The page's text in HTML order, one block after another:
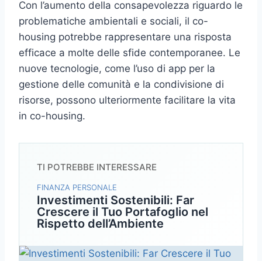
Con l’aumento della consapevolezza riguardo le
problematiche ambientali e sociali, il co-
housing potrebbe rappresentare una risposta
efficace a molte delle sfide contemporanee. Le
nuove tecnologie, come l’uso di app per la
gestione delle comunità e la condivisione di
risorse, possono ulteriormente facilitare la vita
in co-housing.
TI POTREBBE INTERESSARE
FINANZA PERSONALE
Investimenti Sostenibili: Far
Crescere il Tuo Portafoglio nel
Rispetto dell’Ambiente